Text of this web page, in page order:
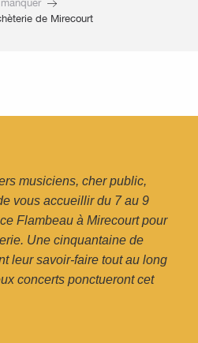
de Mirecourt
musiciens, cher public,
vous accueillir du 7 au 9
Flambeau à Mirecourt pour
Une cinquantaine de
leur savoir-faire tout au long
concerts ponctueront cet